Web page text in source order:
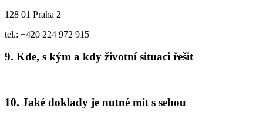
128 01 Praha 2
tel.: +420 224 972 915
9. Kde, s kým a kdy životní situaci řešit
10. Jaké doklady je nutné mít s sebou